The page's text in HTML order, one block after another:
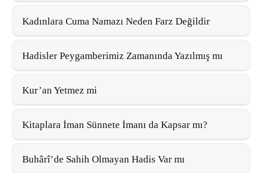
Kadınlara Cuma Namazı Neden Farz Değildir
Hadisler Peygamberimiz Zamanında Yazılmış mı
Kur’an Yetmez mi
Kitaplara İman Sünnete İmanı da Kapsar mı?
Buhârî’de Sahih Olmayan Hadis Var mı